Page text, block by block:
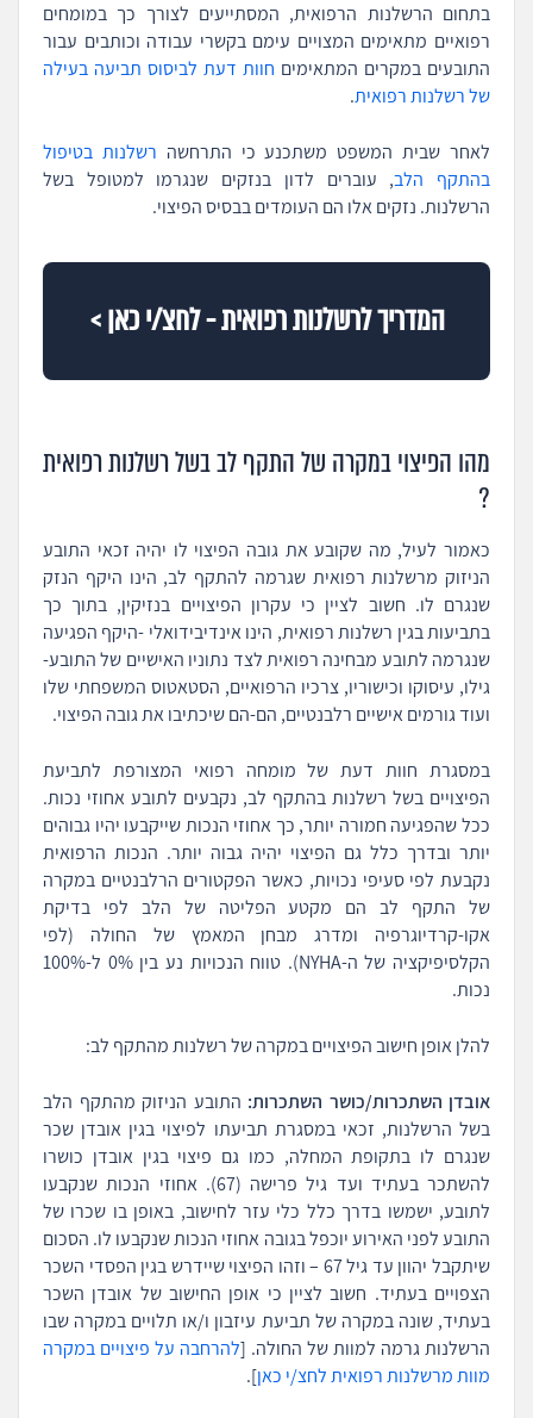
בתחום הרשלנות הרפואית, המסתייעים לצורך כך במומחים
רפואיים מתאימים המצויים עימם בקשרי עבודה וכותבים עבור
התובעים במקרים המתאימים חוות דעת לביסוס תביעה בעילה
של רשלנות רפואית.
לאחר שבית המשפט משתכנע כי התרחשה רשלנות בטיפול
בהתקף הלב, עוברים לדון בנזקים שנגרמו למטופל בשל
הרשלנות. נזקים אלו הם העומדים בבסיס הפיצוי.
המדריך לרשלנות רפואית - לחצ/י כאן >
מהו הפיצוי במקרה של התקף לב בשל רשלנות רפואית
?
כאמור לעיל, מה שקובע את גובה הפיצוי לו יהיה זכאי התובע
הניזוק מרשלנות רפואית שגרמה להתקף לב, הינו היקף הנזק
שנגרם לו. חשוב לציין כי עקרון הפיצויים בנזיקין, בתוך כך
בתביעות בגין רשלנות רפואית, הינו אינדיבידואלי -היקף הפגיעה
שנגרמה לתובע מבחינה רפואית לצד נתוניו האישיים של התובע-
גילו, עיסוקו וכישוריו, צרכיו הרפואיים, הסטאטוס המשפחתי שלו
ועוד גורמים אישיים רלבנטיים, הם-הם שיכתיבו את גובה הפיצוי.
במסגרת חוות דעת של מומחה רפואי המצורפת לתביעת
הפיצויים בשל רשלנות בהתקף לב, נקבעים לתובע אחוזי נכות.
ככל שהפגיעה חמורה יותר, כך אחוזי הנכות שייקבעו יהיו גבוהים
יותר ובדרך כלל גם הפיצוי יהיה גבוה יותר. הנכות הרפואית
נקבעת לפי סעיפי נכויות, כאשר הפקטורים הרלבנטיים במקרה
של התקף לב הם מקטע הפליטה של הלב לפי בדיקת
אקו-קרדיוגרפיה ומדרג מבחן המאמץ של החולה (לפי
הקלסיפיקציה של ה-NYHA). טווח הנכויות נע בין 0% ל-100%
נכות.
להלן אופן חישוב הפיצויים במקרה של רשלנות מהתקף לב:
אובדן השתכרות/כושר השתכרות: התובע הניזוק מהתקף הלב
בשל הרשלנות, זכאי במסגרת תביעתו לפיצוי בגין אובדן שכר
שנגרם לו בתקופת המחלה, כמו גם פיצוי בגין אובדן כושרו
להשתכר בעתיד ועד גיל פרישה (67). אחוזי הנכות שנקבעו
לתובע, ישמשו בדרך כלל כלי עזר לחישוב, באופן בו שכרו של
התובע לפני האירוע יוכפל בגובה אחוזי הנכות שנקבעו לו. הסכום
שיתקבל יהוון עד גיל 67 – וזהו הפיצוי שיידרש בגין הפסדי השכר
הצפויים בעתיד. חשוב לציין כי אופן החישוב של אובדן השכר
בעתיד, שונה במקרה של תביעת עיזבון ו/או תלויים במקרה שבו
הרשלנות גרמה למוות של החולה. [להרחבה על פיצויים במקרה
מוות מרשלנות רפואית לחצ/י כאן].